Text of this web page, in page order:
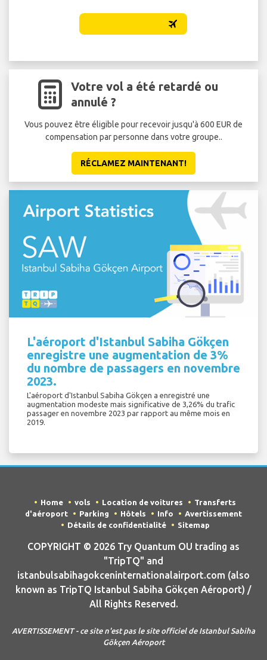
Votre vol a été retardé ou
annulé ?
Vous pouvez être éligible pour recevoir jusqu'à 600 EUR de
compensation par personne dans votre groupe..
RÉCLAMEZ MAINTENANT!
L'aéroport d'Istanbul Sabiha Gökçen
enregistre une augmentation de 3%
du nombre de passagers en novembre
2023.
L'aéroport d'Istanbul Sabiha Gökçen a enregistré une
augmentation modeste mais significative de 3,26% du trafic
passager en novembre 2023 par rapport au même mois en
2019.
Home vols Location de voitures
Transferts
d'aéroport
Parking Hôtels Info
Avertissement
Détails de confidentialité
Sitemap
COPYRIGHT © 2026 Try Quantum OU trading as
"TripTQ" and
istanbulsabihagokceninternationalairport.com (also
known as TripTQ Istanbul Sabiha Gökçen Aéroport) /
All Rights Reserved.
AVERTISSEMENT - ce site n'est pas le site officiel de Istanbul Sabiha
Gökçen Aéroport